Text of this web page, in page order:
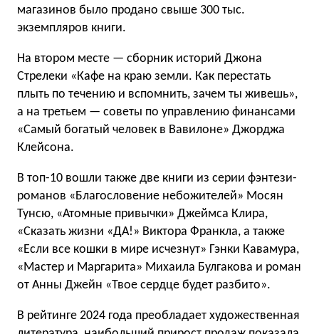
магазинов было продано свыше 300 тыс.
экземпляров книги.
На втором месте — сборник историй Джона
Стрелеки «Кафе на краю земли. Как перестать
плыть по течению и вспомнить, зачем ты живешь»,
а на третьем — советы по управлению финансами
«Самый богатый человек в Вавилоне» Джорджа
Клейсона.
В топ-10 вошли также две книги из серии фэнтези-
романов «Благословение небожителей» Мосян
Тунсю, «Атомные привычки» Джеймса Клира,
«Сказать жизни «ДА!» Виктора Франкла, а также
«Если все кошки в мире исчезнут» Гэнки Кавамура,
«Мастер и Маргарита» Михаила Булгакова и роман
от Анны Джейн «Твое сердце будет разбито».
В рейтинге 2024 года преобладает художественная